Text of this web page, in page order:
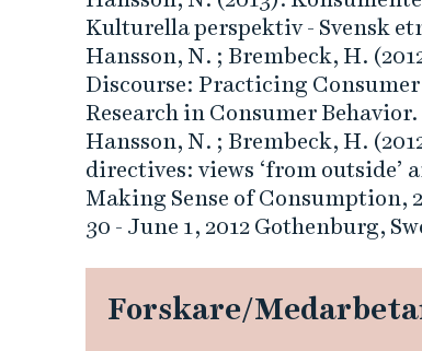
s
Kulturella perspektiv - Svensk
Hansson, N. ; Brembeck, H.
Discourse: Practicing
Research in Consumer Behavior.
Hansson, N. ; Brembeck, H.
directives: views ‘from outside’
Making Sense of Consumption,
30 - June 1, 2012 Gothenburg,
Forskare/